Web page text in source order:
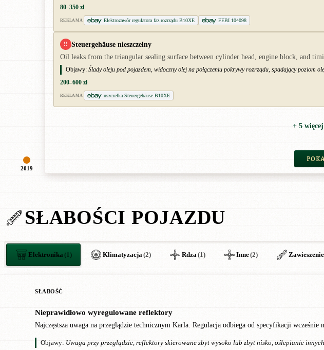
2019
80–350 zł
REKLAMA Elektrozawór regulatora faz rozrządu B10XE FEBI 104098
!! Steuergehäuse nieszczelny
Oil leaks from the triangular sealing surface between cylinder head, engine block, and
Objawy: Ślady oleju pod pojazdem, widoczny olej na połączeniu pokrywy rozrządu, spadający poziom
200–600 zł
REKLAMA uszczelka Steuergehäuse B10XE
+ 5
SŁABOŚCI POJAZDU
Elektronika (1) Klimatyzacja (2) Rdza (1) Inne(2) Zawieszenie
SŁABOŚĆ
Nieprawidłowo wyregulowane reflektory
Najczęstsza uwaga na przeglądzie technicznym Karla. Regulacja odbiega od specyfikacji wcześnie
Objawy: Uwaga przy przeglądzie, reflektory skierowane zbyt wysoko lub zbyt nisko, oślepianie